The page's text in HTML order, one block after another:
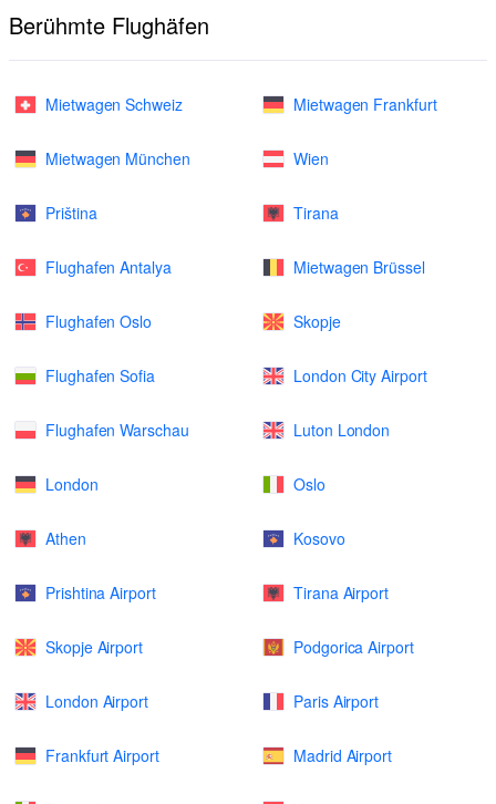
Berühmte Flughäfen
Mietwagen Schweiz Mietwagen Frankfurt
Mietwagen München Wien
Priština Tirana
Flughafen Antalya Mietwagen Brüssel
Flughafen Oslo Skopje
Flughafen Sofia London City Airport
Flughafen Warschau Luton London
London Oslo
Athen Kosovo
Prishtina Airport Tirana Airport
Skopje Airport Podgorica Airport
London Airport Paris Airport
Frankfurt Airport Madrid Airport